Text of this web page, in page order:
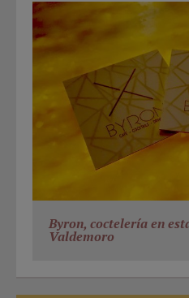
Byron, coctelería en
Valdemoro